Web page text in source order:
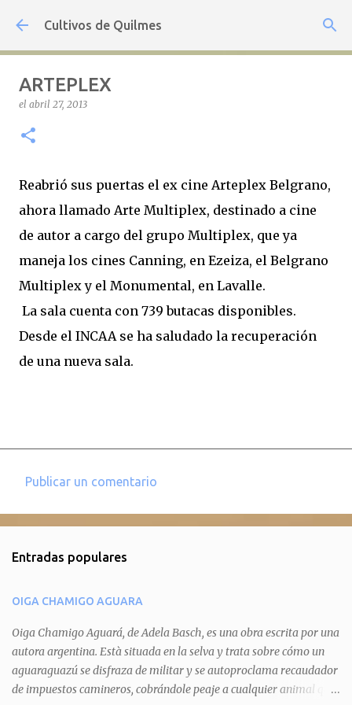
Ir al contenido principal
Cultivos de Quilmes
ARTEPLEX
el abril 27, 2013
Reabrió sus puertas el ex cine Arteplex Belgrano,
ahora llamado Arte Multiplex, destinado a cine
de autor a cargo del grupo Multiplex, que ya
maneja los cines Canning, en Ezeiza, el Belgrano
Multiplex y el Monumental, en Lavalle.
La sala cuenta con 739 butacas disponibles.
Desde el INCAA se ha saludado la recuperación
de una nueva sala.
e
t
a
r
i
o
Publicar un comentario
Entradas populares
OIGA CHAMIGO AGUARA
Oiga Chamigo Aguará, de Adela Basch, es una obra escrita por una
autora argentina. Està situada en la selva y trata sobre cómo un
aguaraguazú se disfraza de militar y se autoproclama recaudador
de impuestos camineros, cobrándole peaje a cualquier animal que